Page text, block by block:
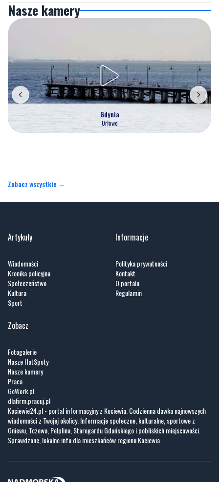
Nasze kamery
Gdynia
Orłowo
Zobacz wszystkie →
Artykuły
Wiadomości
Kronika policyjna
Społeczeństwo
Kultura
Sport
Informacje
Polityka prywatności
Kontakt
O portalu
Regulamin
Zobacz
Fotogalerie
Nasze HotSpoty
Nasze kamery
Praca
GoWork.pl
dlafirm.pracuj.pl
Kociewie24.pl - portal informacyjny z Kociewia. Codzienna dawka najnowszych
wiadomości z Twojej okolicy. Informacje społeczne, kulturalne, sportowe z
Gniewu, Tczewa, Pelplina, Starogardu Gdańskiego i pobliskich miejscowości.
Sprawdzone, lokalne info dla mieszkańców regionu Kociewia.